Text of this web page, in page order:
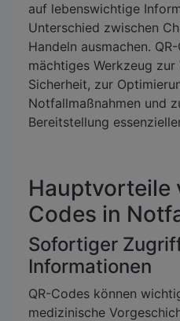
auf lebenswichtige
Unterschied zwischen
Handeln ausmachen.
mächtiges Werkzeug zur
Sicherheit, zur
Notfallmaßnahmen und
Bereitstellung
Hauptvorteile
Codes in
Sofortiger
Informationen
QR-Codes können
medizinische